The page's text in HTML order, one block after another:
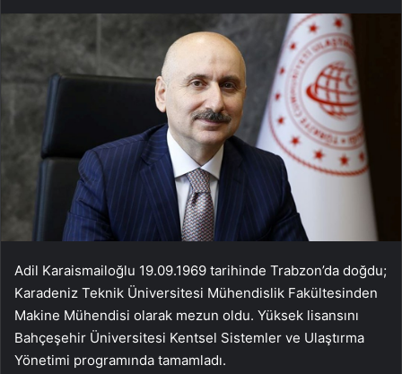
Adil Karaismailoğlu 19.09.1969 tarihinde Trabzon’da doğdu;
Karadeniz Teknik Üniversitesi Mühendislik Fakültesinden
Makine Mühendisi olarak mezun oldu. Yüksek lisansını
Bahçeşehir Üniversitesi Kentsel Sistemler ve Ulaştırma
Yönetimi programında tamamladı.